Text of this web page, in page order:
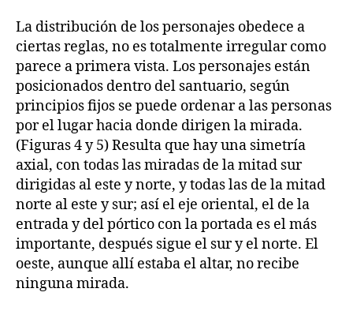
La distribución de los personajes obedece a
ciertas reglas, no es totalmente irregular como
parece a primera vista. Los personajes están
posicionados dentro del santuario, según
principios fijos se puede ordenar a las personas
por el lugar hacia donde dirigen la mirada.
(Figuras 4 y 5) Resulta que hay una simetría
axial, con todas las miradas de la mitad sur
dirigidas al este y norte, y todas las de la mitad
norte al este y sur; así el eje oriental, el de la
entrada y del pórtico con la portada es el más
importante, después sigue el sur y el norte. El
oeste, aunque allí estaba el altar, no recibe
ninguna mirada.